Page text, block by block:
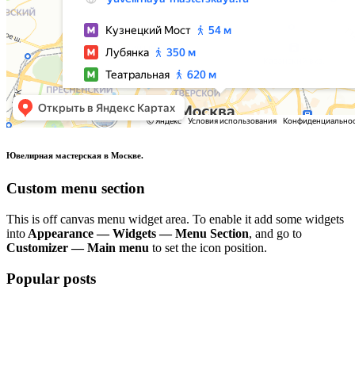
Ювелирная мастерская в Москве.
Custom menu section
This is off canvas menu widget area. To enable it add some widgets
into Appearance — Widgets — Menu Section, and go to
Customizer — Main menu to set the icon position.
Popular posts